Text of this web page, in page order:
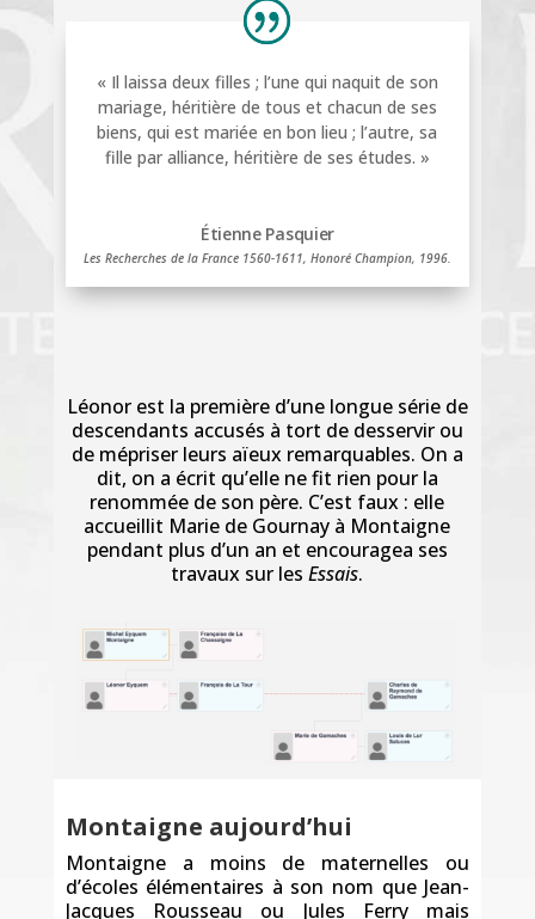
« Il laissa deux filles ; l’une qui naquit de son
mariage, héritière de tous et chacun de ses
biens, qui est mariée en bon lieu ; l’autre, sa
fille par alliance, héritière de ses études. »
Étienne Pasquier
Les Recherches de la France 1560-1611, Honoré Champion, 1996.
Léonor est la première d’une longue série de
descendants accusés à tort de desservir ou
de mépriser leurs aïeux remarquables. On a
dit, on a écrit qu’elle ne fit rien pour la
renommée de son père. C’est faux : elle
accueillit Marie de Gournay à Montaigne
pendant plus d’un an et encouragea ses
travaux sur lesEssais.
Montaigne aujourd’hui
Montaigne a moins de maternelles ou
d’écoles élémentaires à son nom que Jean-
Jacques Rousseau ou Jules Ferry mais